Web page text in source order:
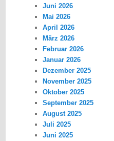
Juni 2026
Mai 2026
April 2026
März 2026
Februar 2026
Januar 2026
Dezember 2025
November 2025
Oktober 2025
September 2025
August 2025
Juli 2025
Juni 2025